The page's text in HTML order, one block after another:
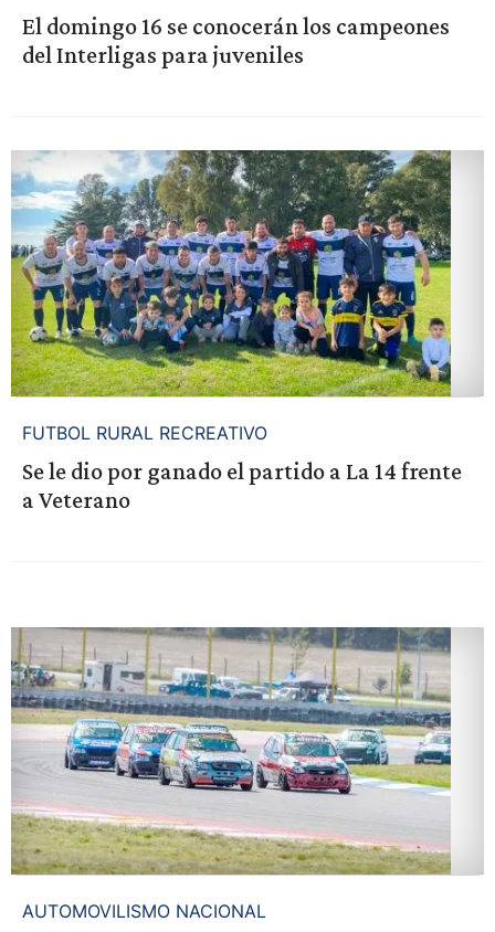
El domingo 16 se conocerán los campeones
del Interligas para juveniles
FUTBOL RURAL RECREATIVO
Se le dio por ganado el partido a La 14 frente
a Veterano
AUTOMOVILISMO NACIONAL